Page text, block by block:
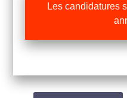
Les candidatures